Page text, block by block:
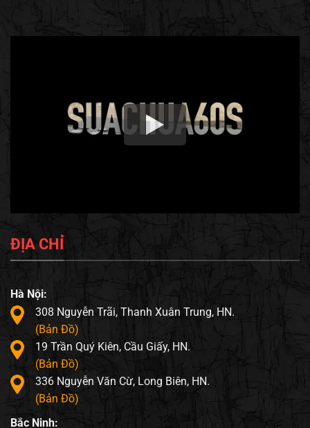
ĐỊA CHỈ
Hà Nội:
308 Nguyễn Trãi, Thanh Xuân Trung, HN.
(Bản Đồ)
19 Trần Quý Kiên, Cầu Giấy, HN.
(Bản Đồ)
336 Nguyễn Văn Cừ, Long Biên, HN.
(Bản Đồ)
Bắc Ninh: